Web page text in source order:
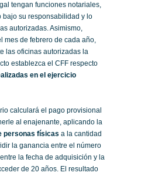
tengan funciones notariales,
bajo su responsabilidad y lo
autorizadas. Asimismo,
mes de febrero de cada año,
las oficinas autorizadas la
establezca el CFF respecto
en el ejercicio
calculará el pago provisional
al enajenante, aplicando la
personas físicas a la cantidad
la ganancia entre el número
la fecha de adquisición y la
de 20 años. El resultado